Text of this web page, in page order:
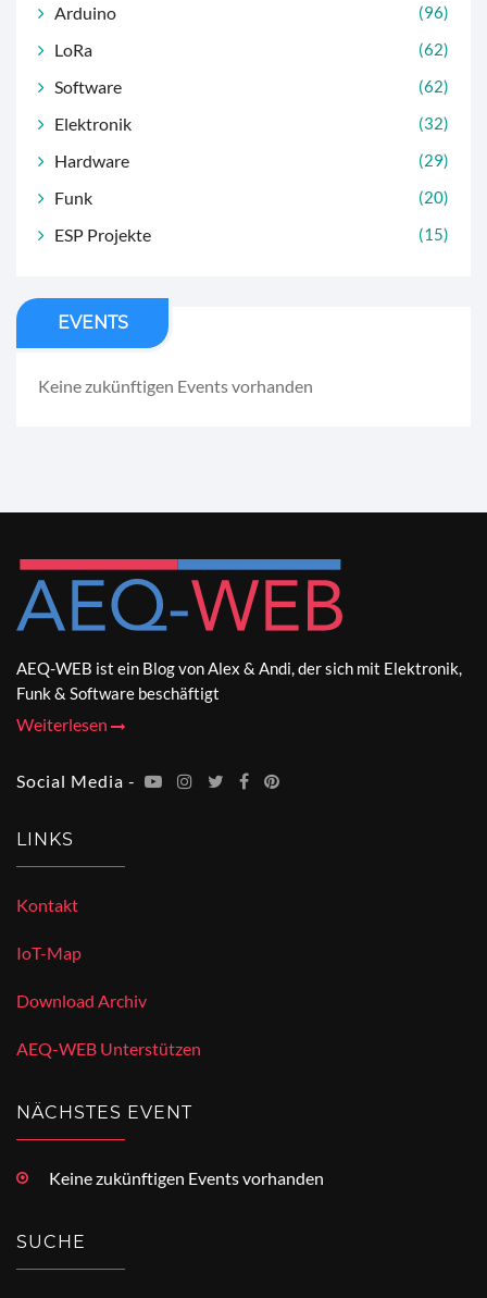
Arduino (96)
LoRa (62)
Software (62)
Elektronik (32)
Hardware (29)
Funk (20)
ESP Projekte (15)
EVENTS
Keine zukünftigen Events vorhanden
AEQ-WEB ist ein Blog von Alex & Andi, der sich mit Elektronik,
Funk & Software beschäftigt
Weiterlesen
Social Media -
LINKS
Kontakt
IoT-Map
Download Archiv
AEQ-WEB Unterstützen
NÄCHSTES EVENT
Keine zukünftigen Events vorhanden
SUCHE